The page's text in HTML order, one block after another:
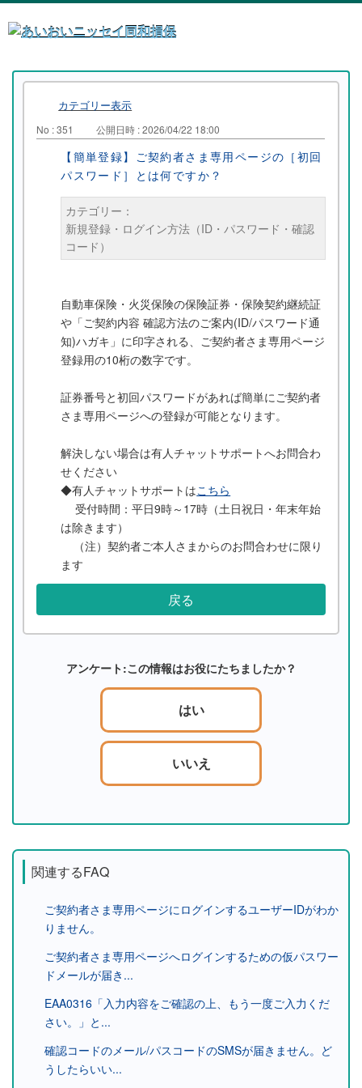
カテゴリー表示
No : 351 公開日時 : 2026/04/22 18:00
【簡単登録】ご契約者さま専用ページの［初回
パスワード］とは何ですか？
カテゴリー：
新規登録・ログイン方法（ID・パスワード・確認
コード）
自動車保険・火災保険の保険証券・保険契約継続証
や「ご契約内容 確認方法のご案内(ID/パスワード通
知)ハガキ」に印字される、ご契約者さま専用ページ
登録用の10桁の数字です。
証券番号と初回パスワードがあれば簡単にご契約者
さま専用ページへの登録が可能となります。
解決しない場合は有人チャットサポートへお問合わ
せください
◆有人チャットサポートはこちら
受付時間：平日9時～17時（土日祝日・年末年始
は除きます）
（注）契約者ご本人さまからのお問合わせに限り
ます
戻る
アンケート:この情報はお役にたちましたか？
はい
いいえ
関連するFAQ
ご契約者さま専用ページにログインするユーザーIDがわか
りません。
ご契約者さま専用ページへログインするための仮パスワー
ドメールが届き...
EAA0316「入力内容をご確認の上、もう一度ご入力くだ
さい。」と...
確認コードのメール/パスコードのSMSが届きません。ど
うしたらいい...